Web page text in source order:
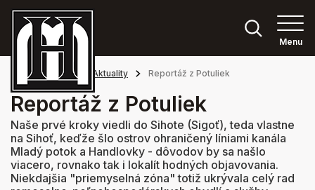
Menu
Hlavná stránka Aktuality Reportáž z Potuliek
Reportáž z Potuliek
Naše prvé kroky viedli do Sihote (Sigoť), teda vlastne
na Sihoť, keďže šlo ostrov ohraničený líniami kanála
Mladý potok a Handlovky - dôvodov by sa našlo
viacero, rovnako tak i lokalít hodných objavovania.
Niekdajšia "priemyselná zóna" totiž ukrývala celý rad